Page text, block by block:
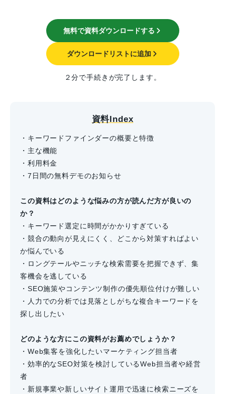
無料で資料ダウンロードする
ダウンロードリストに追加
２分で手続きが完了します。
資料Index
・キーワードファインダーの概要と特徴
・主な機能
・利用料金
・7日間の無料デモのお知らせ
この資料はどのような悩みの方が読んだ方が良いの
か？
・キーワード選定に時間がかかりすぎている
・競合の動向が見えにくく、どこから対策すればよい
か悩んでいる
・ロングテールやニッチな検索需要を把握できず、集
客機会を逃している
・SEO施策やコンテンツ制作の優先順位付けが難しい
・人力での分析では見落としがちな複合キーワードを
探し出したい
どのような方にこの資料がお薦めでしょうか？
・Web集客を強化したいマーケティング担当者
・効率的なSEO対策を検討しているWeb担当者や経営
者
・新規事業や新しいサイト運用で迅速に検索ニーズを